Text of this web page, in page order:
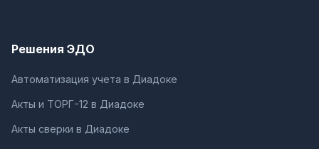
Решения ЭДО
Автоматизация учета в Диадоке
Акты и ТОРГ-12 в Диадоке
Акты сверки в Диадоке